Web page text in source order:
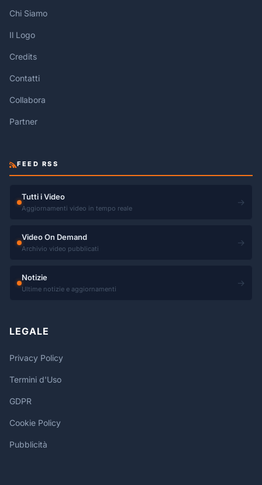
Chi Siamo
Il Logo
Credits
Contatti
Collabora
Partner
FEED RSS
Tutti i Video
Aggiornamenti video in tempo reale
→
Video On Demand
Archivio video pubblicati
→
Notizie
Ultime notizie e aggiornamenti
→
LEGALE
Privacy Policy
Termini d'Uso
GDPR
Cookie Policy
Pubblicità